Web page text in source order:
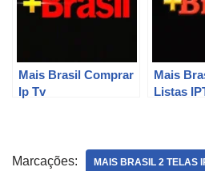
Mais Brasil Comprar
Ip Tv
Mais
Listas
Marcações: MAIS BRASIL 2 TELAS